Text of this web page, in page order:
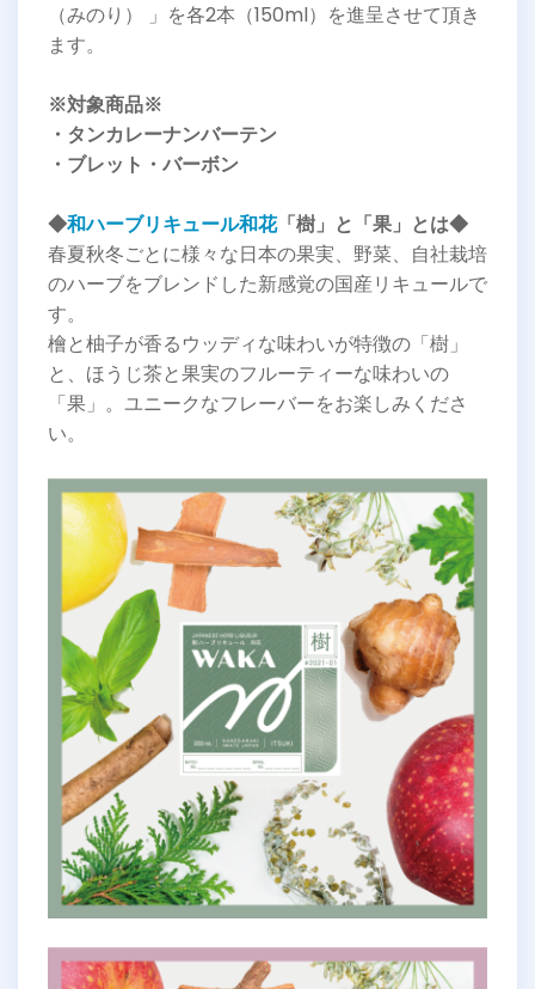
（みのり） 」を各2本（150ml）を進呈させて頂き
ます。
※対象商品※
・タンカレーナンバーテン
・ブレット・バーボン
◆和ハーブリキュール和花「樹」と「果」とは◆
春夏秋冬ごとに様々な日本の果実、野菜、自社栽培
のハーブをブレンドした新感覚の国産リキュールで
す。
檜と柚子が香るウッディな味わいが特徴の「樹」
と、ほうじ茶と果実のフルーティーな味わいの
「果」。ユニークなフレーバーをお楽しみくださ
い。